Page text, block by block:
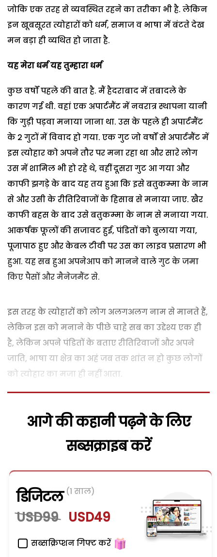
जोकि एक तरह से व्यवस्थित रहने का तरीका भी है. लेकिन
इन खूबसूरत त्योहारों को धर्म, समाज व भाषा में बंटते देख
मन बड़ा ही व्यथित हो जाता है.
यह मेरा धर्म यह तुम्हारा धर्म
कुछ वर्षों पहले की बात है. मैं हैदराबाद में तबादले के
कारण गई थी. वहां एक अपार्टमैंट में नवरात्र स्थापना यानी
कि गुड़ी पड़वा मनाया जाना था. उस के पहले ही अपार्टमैंट
के 2 गुटों में विवाद हो गया. एक गुट जो वर्षों से अपार्टमैंट में
इस त्योहार को अपने तौर पर मना रहा था और सारे लोग
उस में शामिल भी हो रहे थे, वहीं दूसरा गुट आ गया और
काफी झगड़े के बाद यह तय हुआ कि इसे बतुकम्मा के नाम
से और उसी के रीतिरिवाजों के हिसाब से मनाया जाए. खैर
काफी बहस के बाद उसे बतुकम्मा के नाम से मनाया गया.
आकर्षक फूलों की सजावट हुई, पंडितों को बुलाया गया,
पूजापाठ हुए और केबल टीवी पर उस का लाइव प्रसारण भी
हुआ. यह सब हुआ अपनेआप को मानने वाले गुट के जमा
किए पैसों और मैनेजमैंट से.
इस तरह के त्योहारों को लोग अलगअलग नाम से मानते हैं,
लेकिन इस को मनाने के पीछे चाहे सब का उद्देश्य एक ही
है, लेकिन अपने पंडितों के बताए रीतिरिवाजों और अपने
जाति, भाषा या क्षेत्र का अहं जब तक शांत न हो कुछ लोगों
को त्योहार का मजा ही नहीं आता.
आगे की कहानी पढ़ने के लिए
सब्सक्राइब करें
डिजिटल (1 साल)
USD99 USD49
सब्सक्रिप्शन गिफ्ट करें